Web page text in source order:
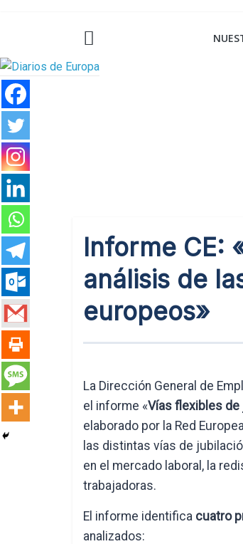
Informe CE:
análisis de
europeos»
La Dirección General de
el informe «Vías flexibles de
elaborado por la Red
las distintas vías de
en el mercado laboral, la
trabajadoras.
El informe identifica cuatro
analizados: